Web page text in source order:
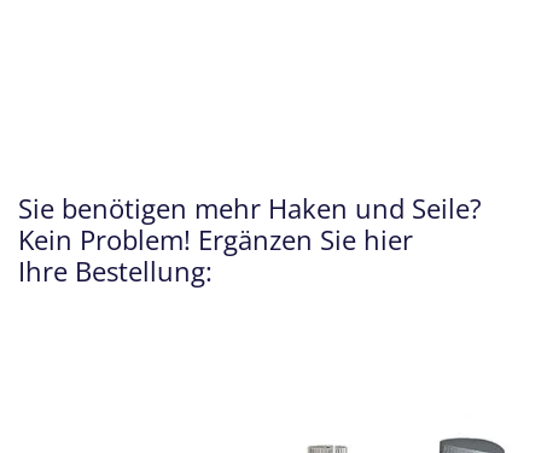
Sie benötigen mehr Haken und Seile?
Kein Problem! Ergänzen Sie hier
Ihre Bestellung: